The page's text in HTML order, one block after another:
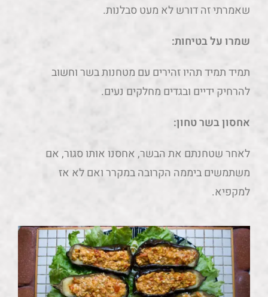
שאמרתי זה דורש לא מעט סבלנות.
שמרו על בטיחות:
תמיד תמיד תהיו זהירים עם מטחנות בשר וחשוב
להרחיק ידיים ובגדים מחלקים נעים.
אחסון בשר טחון:
לאחר שטחנתם את הבשר, אחסנו אותו סגור, אם
משתמשים ביממה הקרובה במקרר ואם לא אז
למקפיא.